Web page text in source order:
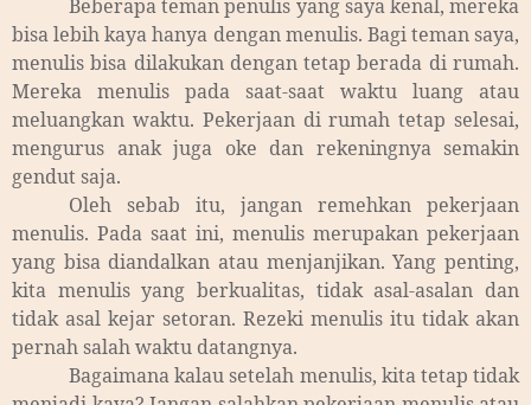
Beberapa teman penulis yang saya kenal, mereka
bisa lebih kaya hanya dengan menulis. Bagi teman saya,
menulis bisa dilakukan dengan tetap berada di rumah.
Mereka menulis pada saat-saat waktu luang atau
meluangkan waktu. Pekerjaan di rumah tetap selesai,
mengurus anak juga oke dan rekeningnya semakin
gendut saja.
Oleh sebab itu, jangan remehkan pekerjaan
menulis. Pada saat ini, menulis merupakan pekerjaan
yang bisa diandalkan atau menjanjikan. Yang penting,
kita menulis yang berkualitas, tidak asal-asalan dan
tidak asal kejar setoran. Rezeki menulis itu tidak akan
pernah salah waktu datangnya.
Bagaimana kalau setelah menulis, kita tetap tidak